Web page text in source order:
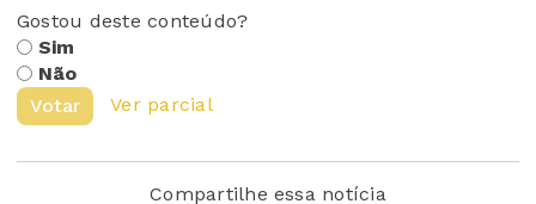
Gostou deste conteúdo?
Sim
Não
Votar
Ver parcial
Compartilhe essa notícia